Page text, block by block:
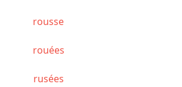
rousse
rouées
rusées